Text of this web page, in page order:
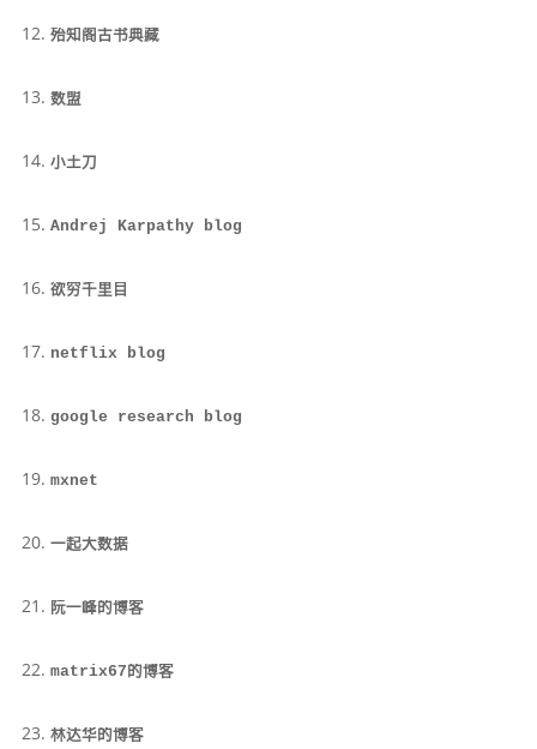
殆知阁古书典藏
数盟
小土刀
Andrej Karpathy blog
欲穷千里目
netflix blog
google research blog
mxnet
一起大数据
阮一峰的博客
matrix67的博客
林达华的博客